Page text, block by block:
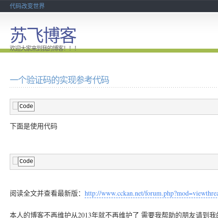
代码改变世界
苏飞博客
欢迎大家来到我的博客！！！
一个验证码的实现参考代码
Code
下面是使用代码
Code
阅读全文并查看最新版： http://www.cckan.net/
本人的博客不再维护从2013年就不再维护了 需要我帮助的朋友请到